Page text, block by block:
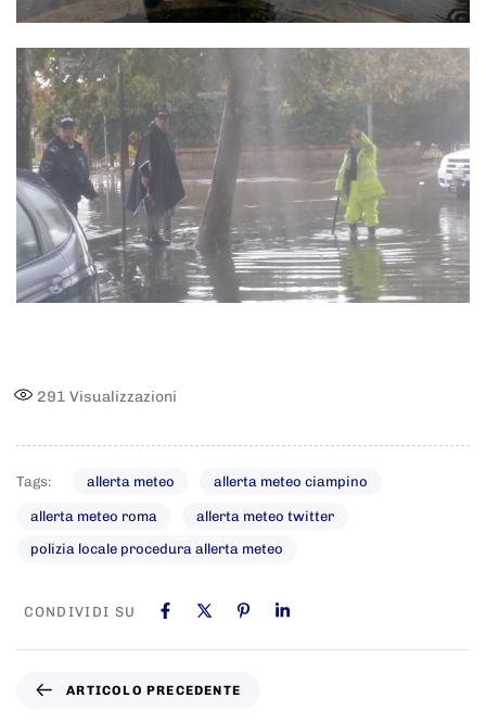
291 Visualizzazioni
Tags: allerta meteo allerta meteo ciampino
allerta meteo roma allerta meteo twitter
polizia locale procedura allerta meteo
CONDIVIDI SU
ARTICOLO PRECEDENTE